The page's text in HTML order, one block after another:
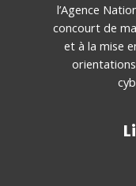
l’Agence
concourt de
et à la mise